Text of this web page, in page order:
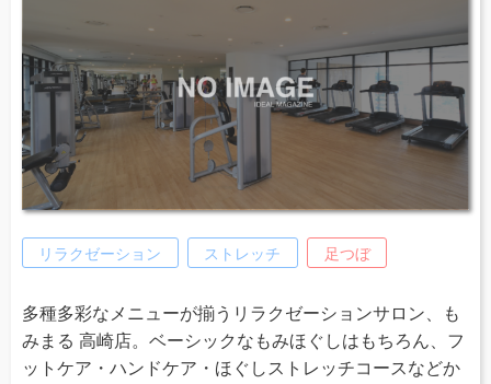
リラクゼーション ストレッチ 足つぼ
多種多彩なメニューが揃うリラクゼーションサロン、も
みまる 高崎店。ベーシックなもみほぐしはもちろん、フ
ットケア・ハンドケア・ほぐしストレッチコースなどか